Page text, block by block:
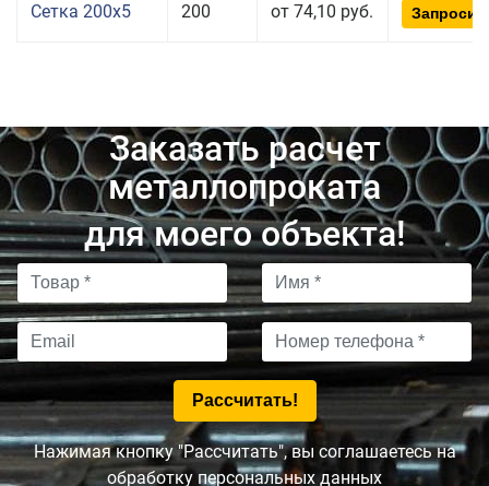
Сетка 200x5 200 от 74,10 руб.
Заказать расчет
металлопроката
для моего объекта!
Нажимая кнопку "Рассчитать", вы соглашаетесь на
обработку персональных данных